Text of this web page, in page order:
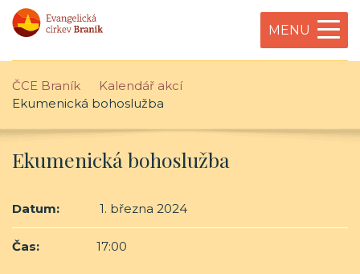
MENU
ČCE Braník
Kalendář akcí
Ekumenická bohoslužba
Ekumenická bohoslužba
Datum: 1. března 2024
Čas: 17:00